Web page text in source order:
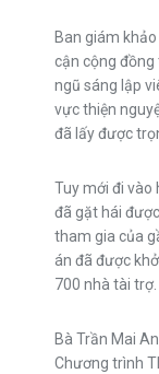
Ban giám
cận cộng
ngũ sáng lập
vực thiện
đã lấy được
Tuy mới đi vào
đã gặt hái
tham gia của
án đã được
700 nhà tài trợ.
Bà Trần Mai
Chương trình